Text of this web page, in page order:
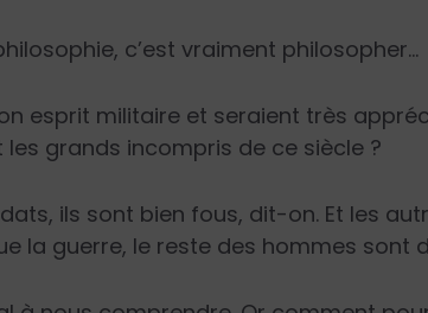
c’est vraiment philosopher…
esprit militaire et seraient très
les grands incompris de ce siècle ?
ils sont bien fous, dit-on. Et les
la guerre, le reste des hommes sont